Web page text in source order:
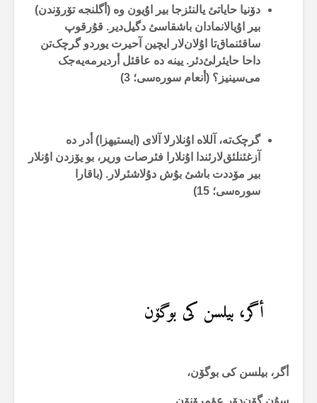
دۆنیا حایاتئ یالنئزجا بیر اۇیون وە (أگلنجە تۆرۆندن)
بیر اۇیالانمادان باشقاسئ دگیل‌دیر. قۇرقوپ
ساقئنماق‌تا اۇلان‌لار ایچین آحیرت یوردو گرچک‌تن
داحا حایئرلئ‌دئر. یینە دە عاقئل أردیرمەیەجک
می‌سینیز؟ (أنعام سورەسی؛ 3)
گرچک‌تە، آللاە اۇنلارلا آلای (ایستیهزا) أدر دە
آزغئنلئق‌لارئندا اۇنلارا فئرصات وریر، بو یۆزدن اۇنلار
بیر مۆددت باشئ بۇش دۇلاشئرلار. (باقارا
سورەسی؛ 15)
أگر، بیلسن کی بوگۆن
أگر، بیلسن کی بوگۆن،
سۇن گۆن‌دۆر عؤمرۆنۆن…